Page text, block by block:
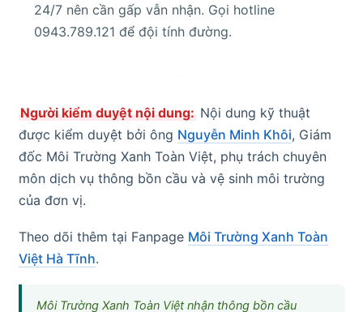
24/7 nên cần gấp vẫn nhận. Gọi hotline
0943.789.121 để đội tính đường.
Người kiểm duyệt nội dung: Nội dung kỹ thuật
được kiểm duyệt bởi ông Nguyễn Minh Khôi, Giám
đốc Môi Trường Xanh Toàn Việt, phụ trách chuyên
môn dịch vụ thông bồn cầu và vệ sinh môi trường
của đơn vị.
Theo dõi thêm tại Fanpage Môi Trường Xanh Toàn
Việt Hà Tĩnh.
Môi Trường Xanh Toàn Việt nhận thông bồn cầu